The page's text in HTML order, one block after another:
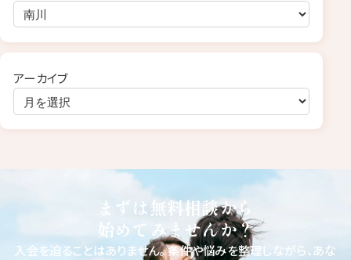
アーカイブ
まずは無料相談から
始めてみませんか？
入会を迫ることはありません。条件や悩みを整理しながら、あな